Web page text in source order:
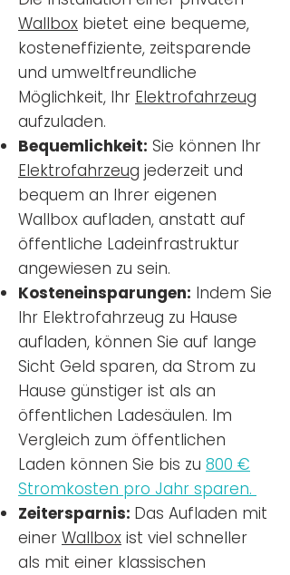
Wallbox bietet eine bequeme,
kosteneffiziente, zeitsparende
und umweltfreundliche
Möglichkeit, Ihr Elektrofahrzeug
aufzuladen.
Bequemlichkeit: Sie können Ihr
Elektrofahrzeug jederzeit und
bequem an Ihrer eigenen
Wallbox aufladen, anstatt auf
öffentliche Ladeinfrastruktur
angewiesen zu sein.
Kosteneinsparungen: Indem Sie
Ihr Elektrofahrzeug zu Hause
aufladen, können Sie auf lange
Sicht Geld sparen, da Strom zu
Hause günstiger ist als an
öffentlichen Ladesäulen. Im
Vergleich zum öffentlichen
Laden können Sie bis zu 800 €
Stromkosten pro Jahr sparen.
Zeitersparnis: Das Aufladen mit
einer Wallbox ist viel schneller
als mit einer klassischen